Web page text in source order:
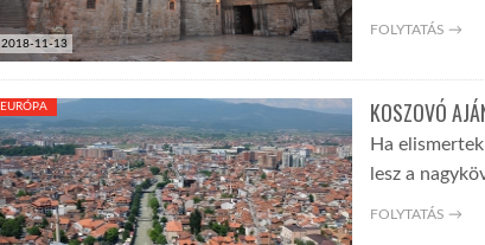
2018-11-13
FOLYTATÁS →
EURÓPA KOSZOVÓ
Ha
lesz a
FOLYTATÁS →